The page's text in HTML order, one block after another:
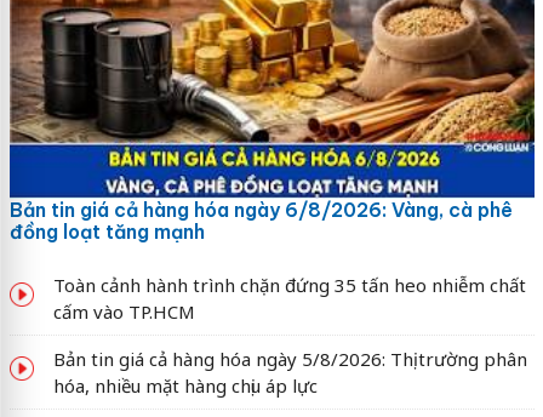
Bản tin giá cả hàng hóa ngày 6/8/2026: Vàng, cà phê
đồng loạt tăng mạnh
Toàn cảnh hành trình chặn đứng 35 tấn heo nhiễm chất
cấm vào TP.HCM
Bản tin giá cả hàng hóa ngày 5/8/2026: Thị trường phân
hóa, nhiều mặt hàng chịu áp lực